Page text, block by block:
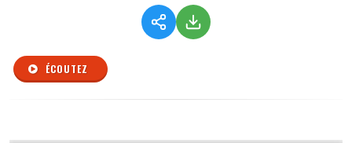
ÉCOUTEZ